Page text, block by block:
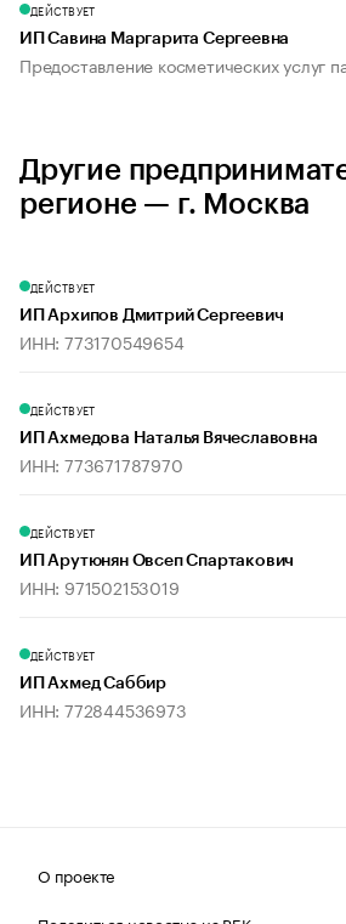
ДЕЙСТВУЕТ
ИП Савина Маргарита Сергеевна
Предоставление косметических услуг
Другие
регионе — г. Москва
ДЕЙСТВУЕТ
ИП Архипов Дмитрий Сергеевич
ИНН: 773170549654
ДЕЙСТВУЕТ
ИП Ахмедова Наталья Вячеславовна
ИНН: 773671787970
ДЕЙСТВУЕТ
ИП Арутюнян Овсеп Спартакович
ИНН: 971502153019
ДЕЙСТВУЕТ
ИП Ахмед Саббир
ИНН: 772844536973
О проекте